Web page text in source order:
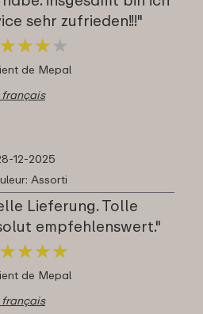
sehr zufrieden!!!"
★★★ ★
★★★ ★
de Mepal
français
12-2025
Assorti
Lieferung. Tolle
empfehlenswert."
★★★★
★★★★
de Mepal
français